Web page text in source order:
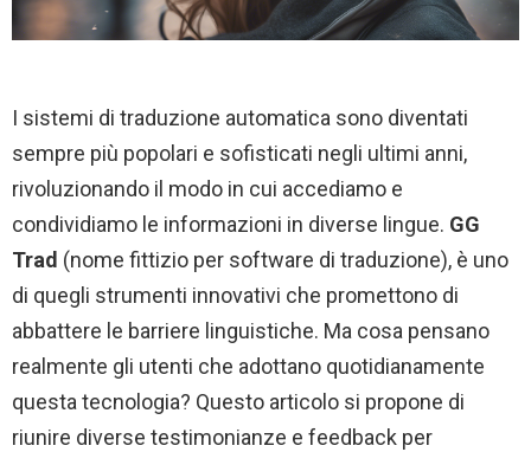
I sistemi di traduzione automatica sono diventati
sempre più popolari e sofisticati negli ultimi anni,
rivoluzionando il modo in cui accediamo e
condividiamo le informazioni in diverse lingue. GG
Trad (nome fittizio per software di traduzione), è uno
di quegli strumenti innovativi che promettono di
abbattere le barriere linguistiche. Ma cosa pensano
realmente gli utenti che adottano quotidianamente
questa tecnologia? Questo articolo si propone di
riunire diverse testimonianze e feedback per